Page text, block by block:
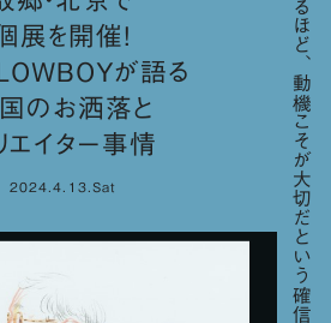
展を開催！
が語る
のお洒落と
エイター事情
2024.4.13.Sat